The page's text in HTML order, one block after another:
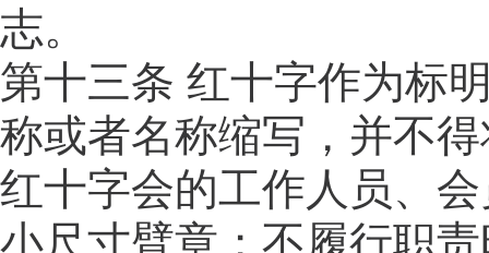
志。
第十三条 红十字作为标
称或者名称缩写，并不
红十字会的工作人员、
小尺寸臂章；不履行职